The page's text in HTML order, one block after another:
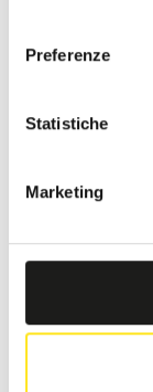
Preferenze
Statistiche
Marketing
S